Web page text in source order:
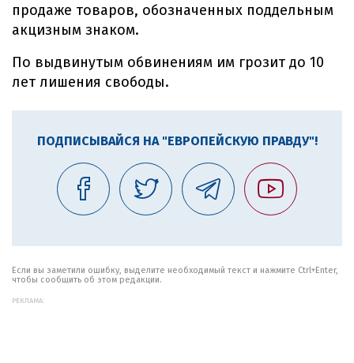
продаже товаров, обозначенных поддельным
акцизным знаком.
По выдвинутым обвинениям им грозит до 10
лет лишения свободы.
ПОДПИСЫВАЙСЯ НА "ЕВРОПЕЙСКУЮ ПРАВДУ"!
Если вы заметили ошибку, выделите необходимый текст и нажмите Ctrl+Enter,
чтобы сообщить об этом редакции.
РЕКЛАМА: